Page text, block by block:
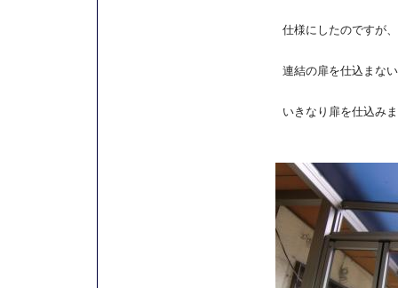
仕様にしたのですが
連結の扉を仕込まな
いきなり扉を仕込み